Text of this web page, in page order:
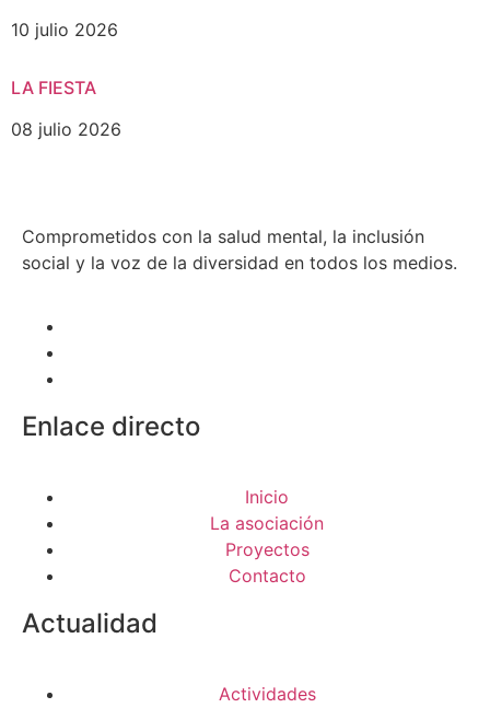
10 julio 2026
LA FIESTA
08 julio 2026
Comprometidos con la salud mental, la inclusión
social y la voz de la diversidad en todos los medios.
Enlace directo
Inicio
La asociación
Proyectos
Contacto
Actualidad
Actividades